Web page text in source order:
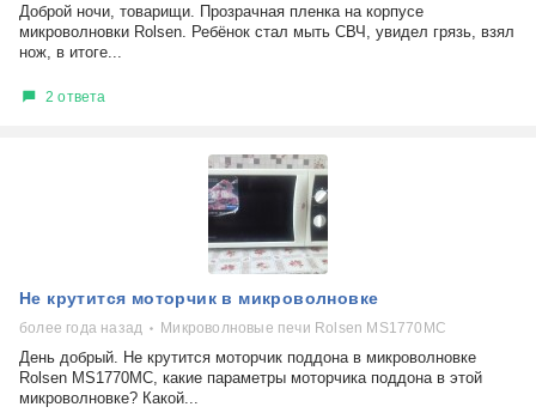
Доброй ночи, товарищи. Прозрачная пленка на корпусе
микроволновки Rolsen. Ребёнок стал мыть СВЧ, увидел грязь, взял
нож, в итоге...
2 ответа
Не крутится моторчик в микроволновке
более года назад Микроволновые печи Rolsen MS1770MC
День добрый. Не крутится моторчик поддона в микроволновке
Rolsen MS1770MC, какие параметры моторчика поддона в этой
микроволновке? Какой...